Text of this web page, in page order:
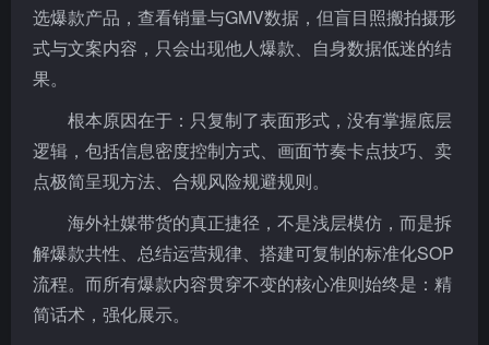
选爆款产品，查看销量与GMV数据，但盲目照搬拍摄形
式与文案内容，只会出现他人爆款、自身数据低迷的结
果。
根本原因在于：只复制了表面形式，没有掌握底层
逻辑，包括信息密度控制方式、画面节奏卡点技巧、卖
点极简呈现方法、合规风险规避规则。
海外社媒带货的真正捷径，不是浅层模仿，而是拆
解爆款共性、总结运营规律、搭建可复制的标准化SOP
流程。而所有爆款内容贯穿不变的核心准则始终是：精
简话术，强化展示。